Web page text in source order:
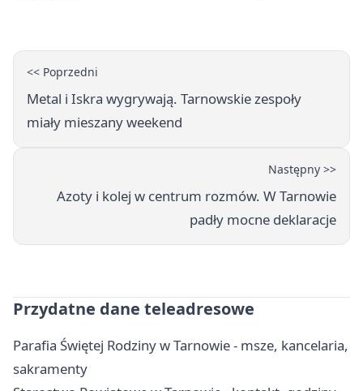
<< Poprzedni
Metal i Iskra wygrywają. Tarnowskie zespoły
miały mieszany weekend
Następny >>
Azoty i kolej w centrum rozmów. W Tarnowie
padły mocne deklaracje
Przydatne dane teleadresowe
Parafia Świętej Rodziny w Tarnowie - msze, kancelaria,
sakramenty